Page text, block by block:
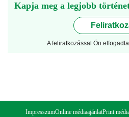
Kapja meg a legjobb
A feliratkozással Ön
ImpresszumOnline médiaajánlatPrint